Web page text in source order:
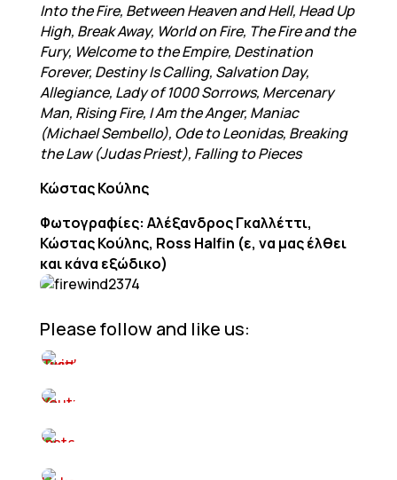
Into the Fire, Between Heaven and Hell, Head Up
High, Break Away, World on Fire, The Fire and the
Fury, Welcome to the Empire, Destination
Forever, Destiny Is Calling, Salvation Day,
Allegiance, Lady of 1000 Sorrows, Mercenary
Man, Rising Fire, I Am the Anger, Maniac
(Michael Sembello), Ode to Leonidas, Breaking
the Law (Judas Priest), Falling to Pieces
Κώστας Κούλης
Φωτογραφίες: Αλέξανδρος Γκαλλέττι,
Κώστας Κούλης, Ross Halfin (ε, να μας έλθει
και κάνα εξώδικο)
Please follow and like us: